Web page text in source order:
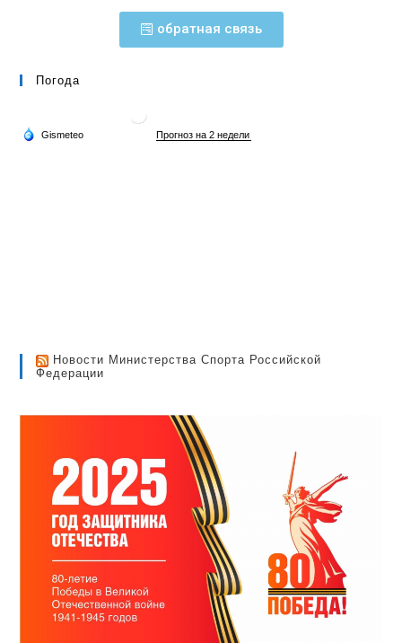
обратная связь
Погода
Новости Министерства Спорта Российской
Федерации